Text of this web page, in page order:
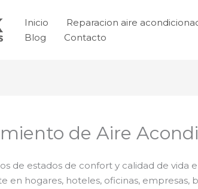
Inicio Reparacion aire
Blog
Contacto
de Aire
de estados de confort y calidad de vida
en hogares, hoteles, oficinas,